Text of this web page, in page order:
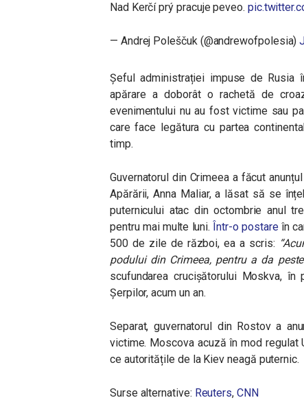
Nad Kerčí prý pracuje peveo.
— Andrej Poleščuk (@andrewofpolesia)
Șeful administrației impuse de Rusia
apărare a doborât o rachetă de
evenimentului nu au fost victime sau
care face legătura cu partea
timp.
Guvernatorul din Crimeea a făcut
Apărării, Anna Maliar, a lăsat să se
puternicului atac din octombrie anul
pentru mai multe luni. Într-o postareîn
500 de zile de război, ea a scris:
podului din Crimeea, pentru a da
scufundarea crucișătorului Moskva,
Șerpilor, acum un an.
Separat, guvernatorul din Rostov a
victime. Moscova acuză în mod regulat
ce autoritățile de la Kiev neagă puternic.
Surse alternative: Reuters, CNN